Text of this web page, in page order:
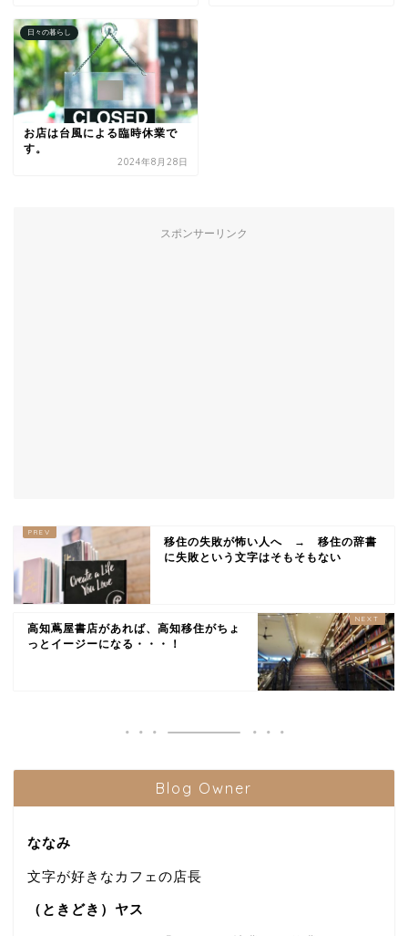
日々の暮らし
お店は台風による臨時休業で
す。
2024年8月28日
スポンサーリンク
移住の失敗が怖い人へ → 移住の辞書
に失敗という文字はそもそもない
高知蔦屋書店があれば、高知移住がちょ
っとイージーになる・・・！
Blog Owner
ななみ
文字が好きなカフェの店長
（ときどき）ヤス